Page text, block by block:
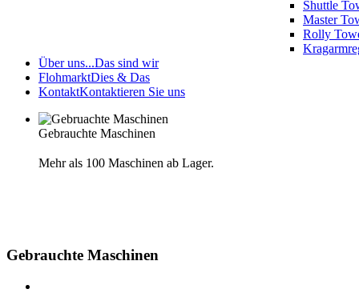
Shuttle
Master
Rolly
Über uns...Das sind wir
FlohmarktDies & Das
KontaktKontaktieren Sie uns
Gebrauchte Maschinen
Mehr als 100 Maschinen ab Lager.
Gebrauchte Maschinen